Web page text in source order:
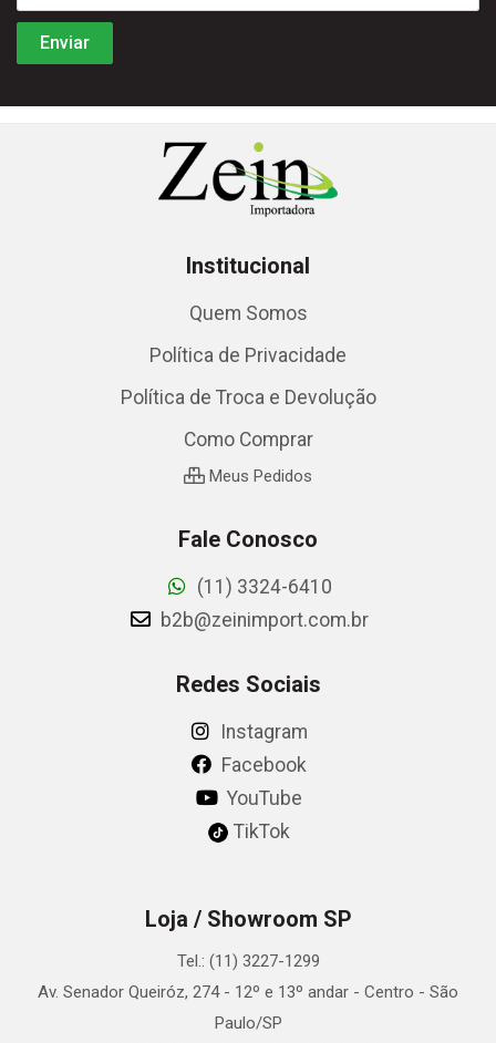
Institucional
Quem Somos
Política de Privacidade
Política de Troca e Devolução
Como Comprar
Meus Pedidos
Fale Conosco
(11) 3324-6410
b2b@zeinimport.com.br
Redes Sociais
Instagram
Facebook
YouTube
TikTok
Loja / Showroom SP
Tel.: (11) 3227-1299
Av. Senador Queiróz, 274 - 12º e 13º andar - Centro - São
Paulo/SP